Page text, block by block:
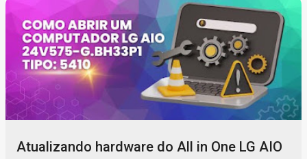
Atualizando hardware do All in One LG AIO